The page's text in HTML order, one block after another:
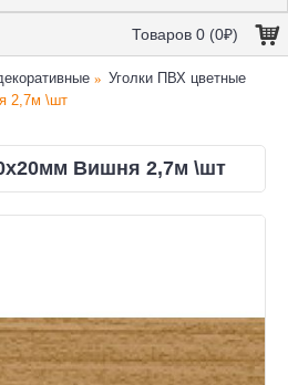
Товаров 0 (0₽)
Уголки ПВХ цветные
2,7м \шт
Вишня 2,7м \шт